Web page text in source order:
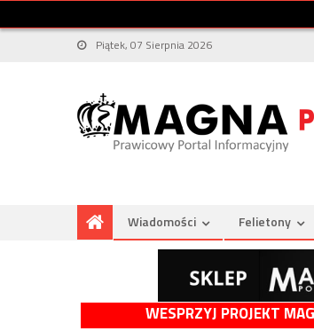
Piątek, 07 Sierpnia 2026
Wiadomości Felietony
WESPRZYJ PROJEKT